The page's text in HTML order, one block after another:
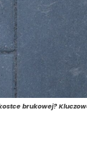
brukowej?